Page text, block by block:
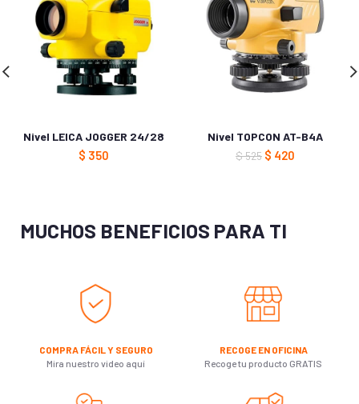
Nivel LEICA JOGGER 24/28
$ 350
Nivel TOPCON AT-B4A
$525 $ 420
MUCHOS BENEFICIOS PARA TI
COMPRA FÁCIL Y SEGURO
Mira nuestro video aquí
RECOGE EN OFICINA
Recoge tu producto GRATIS